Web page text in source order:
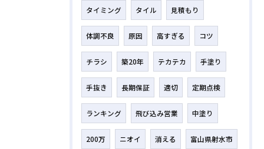
タイミング タイル 見積もり
体調不良 原因 高すぎる コツ
チラシ 築20年 テカテカ 手塗り
手抜き 長期保証 適切 定期点検
ランキング 飛び込み営業 中塗り
200万 ニオイ 消える 富山県射水市